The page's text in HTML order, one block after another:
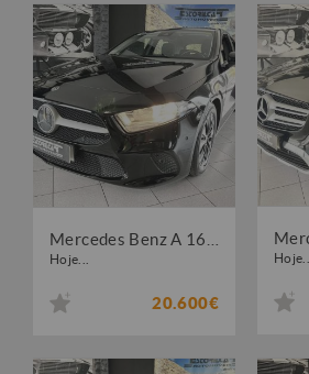
Hoje...
20.600€
Hoje...